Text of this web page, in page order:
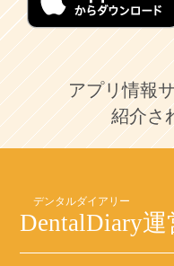
アプリ情報
紹介さ
DentalDiary運